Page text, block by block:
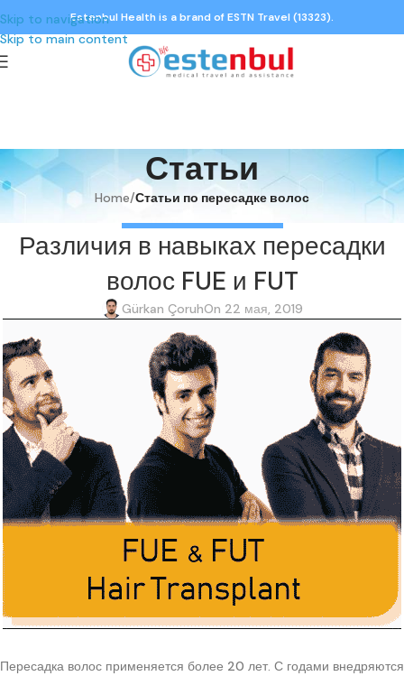
Skip to navigation
Skip to main content
Estenbul Health is a brand of ESTN Travel (13323).
Статьи
Home/Статьи по пересадке волос
Различия в навыках пересадки
волос FUE и FUT
Gürkan ÇoruhOn 22 мая, 2019
Пересадка волос применяется более 20 лет. С годами внедряются